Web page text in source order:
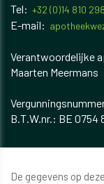
Tel: +32 (0)14 810 298
E-mail:
Verantwoordelijke
Maarten Meermans
B.T.W.nr.: BE 0754
De gegevens op